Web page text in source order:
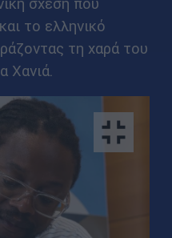
το ελληνικό
τη χαρά του
Χανιά.